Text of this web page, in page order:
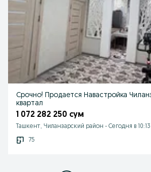
Срочно! Продается Навастройка
квартал
1 072 282 250 сум
Ташкент, Чиланзарский район - Сегодня в 10:13
75